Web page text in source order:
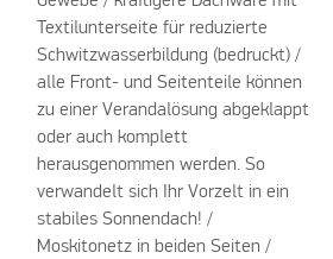
Textilunterseite für reduzierte
Schwitzwasserbildung (bedruckt) /
alle Front- und Seitenteile können
zu einer Verandalösung abgeklappt
oder auch komplett
herausgenommen werden. So
verwandelt sich Ihr Vorzelt in ein
stabiles Sonnendach! /
Moskitonetz in beiden Seiten /